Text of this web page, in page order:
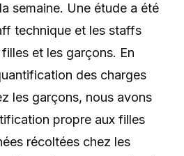
semaine. Une étude a été
technique et les staffs
et les garçons. En
des charges
les garçons, nous avons
propre aux filles
récoltées chez les